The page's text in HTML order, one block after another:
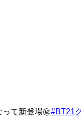
って新登場㊙#BT21